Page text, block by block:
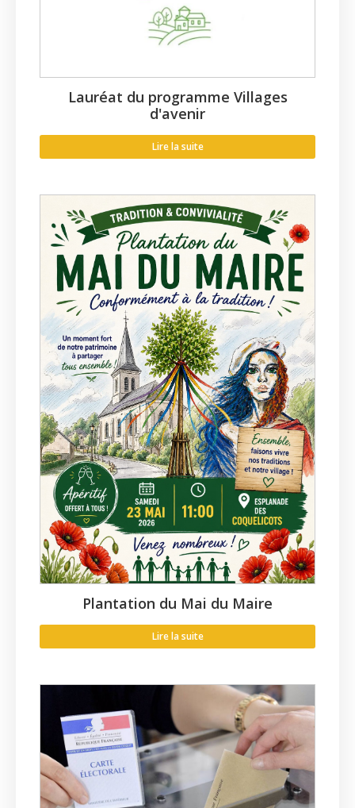
Lauréat du programme Villages
d'avenir
Lire la suite
Plantation du Mai du Maire
Lire la suite